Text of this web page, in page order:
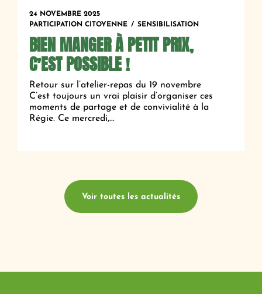
24 NOVEMBRE 2025
PARTICIPATION CITOYENNE
SENSIBILISATION
BIEN MANGER À PETIT PRIX,
C’EST POSSIBLE !
Retour sur l’atelier-repas du 19 novembre
C’est toujours un vrai plaisir d’organiser ces
moments de partage et de convivialité à la
Régie. Ce mercredi,...
Voir toutes les actualités